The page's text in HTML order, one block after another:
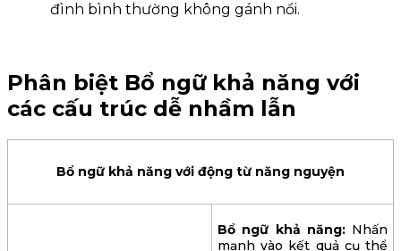
đình bình thường không gánh nổi.
Phân biệt Bổ ngữ khả năng với
các cấu trúc dễ nhầm lẫn
Bổ ngữ khả năng với động từ năng nguyện
Bổ ngữ khả năng:Nhấn
mạnh vào kết quả cụ thể